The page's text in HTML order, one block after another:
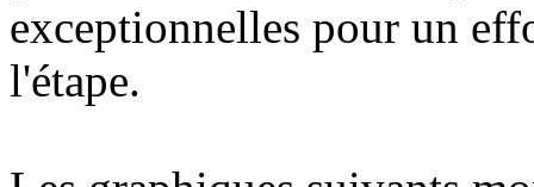
exceptionnelles pour un
l'étape.